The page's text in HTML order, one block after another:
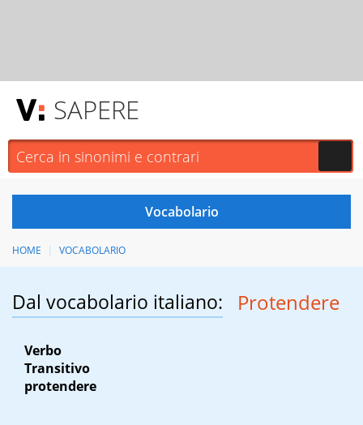
SAPERE
HOME VOCABOLARIO
Dal vocabolario italiano: Protendere
Verbo
Transitivo
protendere